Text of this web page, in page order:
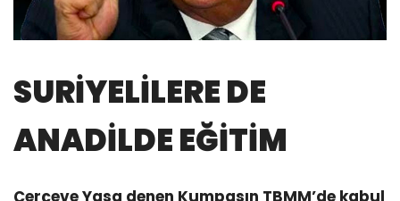
SURİYELİLERE DE
ANADİLDE EĞİTİM
Çerçeve Yasa denen Kumpasın TBMM’de kabul